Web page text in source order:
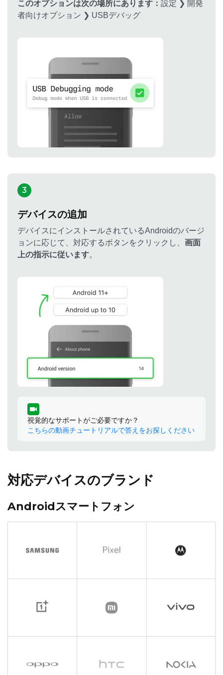
このオプションは次の場所にあります： 設定 ❯ 開発
者向けオプション ❯ USBデバッグ
3
デバイスの追加
デバイスにインストールされているAndroidのバージ
ョンに応じて、対応するボタンをクリックし、 画面
上の指示に従います。
視覚的なサポートがご必要ですか？
こちらの動画チュートリアルで答えをお探しください
対応デバイスのブランド
Androidスマートフォン